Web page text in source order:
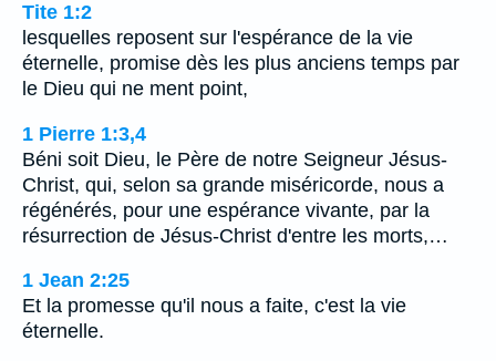
Tite 1:2
lesquelles reposent sur l'espérance de la vie
éternelle, promise dès les plus anciens temps par
le Dieu qui ne ment point,
1 Pierre 1:3,4
Béni soit Dieu, le Père de notre Seigneur Jésus-
Christ, qui, selon sa grande miséricorde, nous a
régénérés, pour une espérance vivante, par la
résurrection de Jésus-Christ d'entre les morts,…
1 Jean 2:25
Et la promesse qu'il nous a faite, c'est la vie
éternelle.